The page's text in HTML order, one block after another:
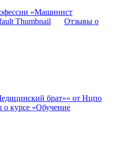
«Машинист
Отзывы о
брат»» от Нцпо
курсе «Обучение